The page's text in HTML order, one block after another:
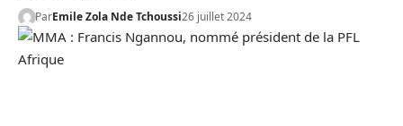
ParEmile Zola Nde Tchoussi26 juillet 2024